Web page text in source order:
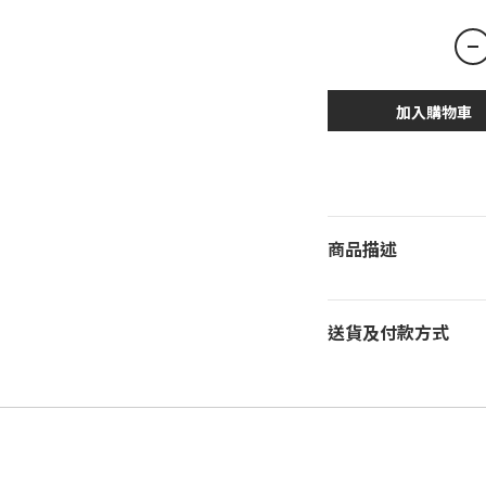
加入購物車
商品描述
送貨及付款方式